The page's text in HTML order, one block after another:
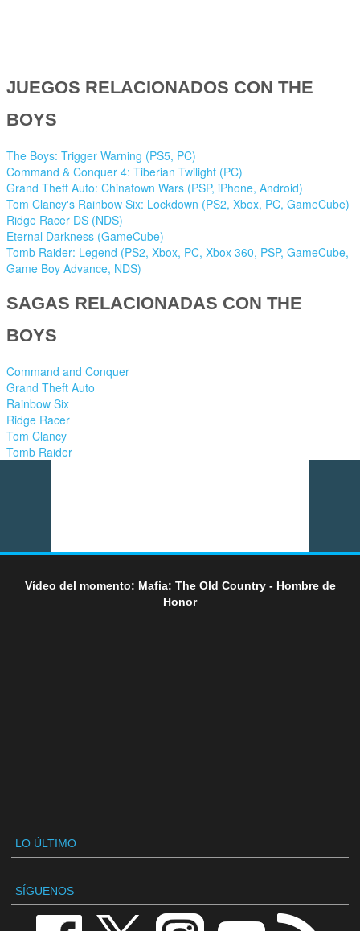
JUEGOS RELACIONADOS CON THE
BOYS
The Boys: Trigger Warning (PS5, PC)
Command & Conquer 4: Tiberian Twilight (PC)
Grand Theft Auto: Chinatown Wars (PSP, iPhone, Android)
Tom Clancy's Rainbow Six: Lockdown (PS2, Xbox, PC, GameCube)
Ridge Racer DS (NDS)
Eternal Darkness (GameCube)
Tomb Raider: Legend (PS2, Xbox, PC, Xbox 360, PSP, GameCube,
Game Boy Advance, NDS)
SAGAS RELACIONADAS CON THE
BOYS
Command and Conquer
Grand Theft Auto
Rainbow Six
Ridge Racer
Tom Clancy
Tomb Raider
Vídeo del momento: Mafia: The Old Country - Hombre de
Honor
LO ÚLTIMO
SÍGUENOS